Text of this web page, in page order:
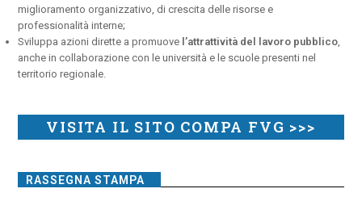
miglioramento organizzativo, di crescita delle risorse e
professionalità interne;
Sviluppa azioni dirette a promuove l’attrattività del lavoro pubblico
anche in collaborazione con le università e le scuole presenti nel
territorio regionale.
VISITA IL SITO COMPA FVG >>>
RASSEGNA STAMPA